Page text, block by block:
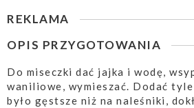
REKLAMA
OPIS PRZYGOTOWANIA
Do miseczki dać jajka i wodę,
waniliowe, wymieszać. Dodać
było gęstsze niż na naleśniki,